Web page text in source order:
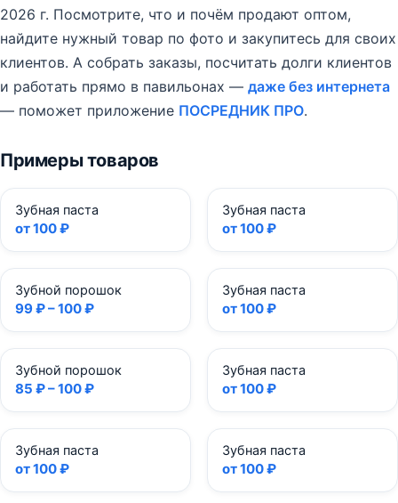
2026 г. Посмотрите, что и почём продают оптом,
найдите нужный товар по фото и закупитесь для своих
клиентов. А собрать заказы, посчитать долги клиентов
и работать прямо в павильонах — даже без интернета
— поможет приложение ПОСРЕДНИК ПРО.
Примеры товаров
Зубная паста
от 100 ₽
Зубная паста
от 100 ₽
Зубной порошок
99 ₽ – 100 ₽
Зубная паста
от 100 ₽
Зубной порошок
85 ₽ – 100 ₽
Зубная паста
от 100 ₽
Зубная паста
от 100 ₽
Зубная паста
от 100 ₽